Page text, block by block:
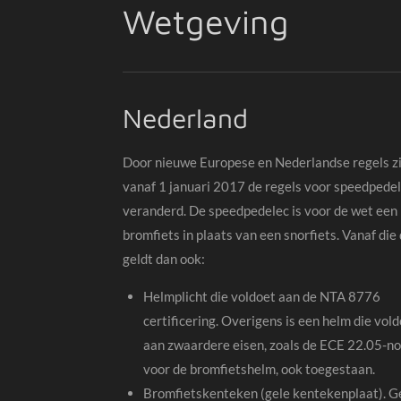
Wetgeving
Nederland
Door nieuwe Europese en Nederlandse regels
vanaf 1 januari 2017 de regels voor
veranderd. De speedpedelec is voor de wet een
bromfiets in plaats van een snorfiets. Vanaf die
geldt dan ook:
Helmplicht die voldoet aan de NTA 8776
certificering. Overigens is een helm die
aan zwaardere eisen, zoals de ECE 22.05-
voor de bromfietshelm, ook toegestaan.
Bromfietskenteken (gele kentekenplaat).